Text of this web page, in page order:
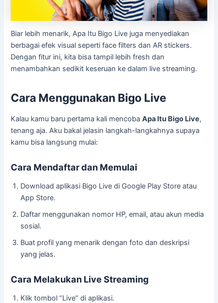
Biar lebih menarik, Apa Itu Bigo Live juga menyediakan
berbagai efek visual seperti face filters dan AR stickers.
Dengan fitur ini, kita bisa tampil lebih fresh dan
menambahkan sedikit keseruan ke dalam live streaming.
Cara Menggunakan Bigo Live
Kalau kamu baru pertama kali mencobaApa Itu Bigo Live,
tenang aja. Aku bakal jelasin langkah-langkahnya supaya
kamu bisa langsung mulai:
Cara Mendaftar dan Memulai
Download aplikasi Bigo Live di Google Play Store atau
App Store.
Daftar menggunakan nomor HP, email, atau akun media
sosial.
Buat profil yang menarik dengan foto dan deskripsi
yang jelas.
Cara Melakukan Live Streaming
Klik tombol “Live” di aplikasi.